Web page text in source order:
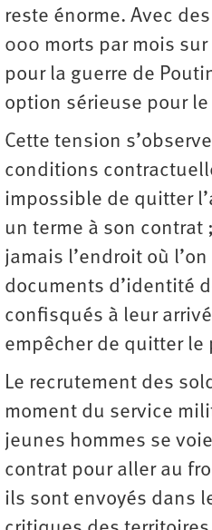
reste énorme. Avec
000 morts par mois
pour la guerre de
option sérieuse pour
Cette tension
conditions
impossible de quitter
un terme à son contrat
jamais l’endroit où
documents d’identité
confisqués à leur
empêcher de quitter le
Le recrutement des
moment du service
jeunes hommes se
contrat pour aller au
ils sont envoyés dans